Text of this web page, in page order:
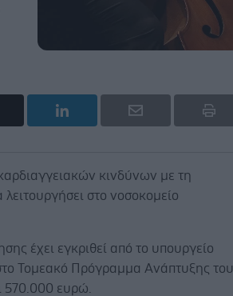
κινδύνων με τη
στο νοσοκομείο
έχει εγκριθεί από το υπουργείο
Τομεακό Πρόγραμμα Ανάπτυξης του
570.000 ευρώ.